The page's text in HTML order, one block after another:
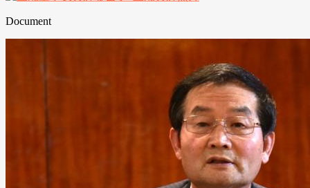
Document